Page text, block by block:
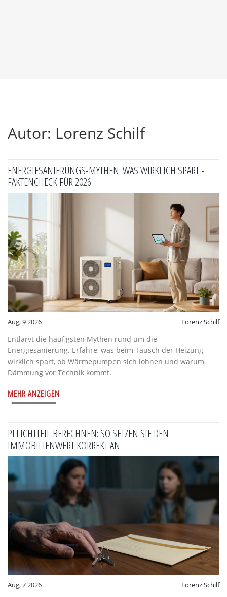
Autor: Lorenz Schilf
ENERGIESANIERUNGS-MYTHEN: WAS WIRKLICH SPART -
FAKTENCHECK FÜR 2026
Aug, 9 2026 Lorenz Schilf
Entlarvt die häufigsten Mythen rund um die
Energiesanierung. Erfahre, was beim Tausch der Heizung
wirklich spart, ob Wärmepumpen sich lohnen und warum
Dämmung vor Technik kommt.
MEHR ANZEIGEN
PFLICHTTEIL BERECHNEN: SO SETZEN SIE DEN
IMMOBILIENWERT KORREKT AN
Aug, 7 2026 Lorenz Schilf